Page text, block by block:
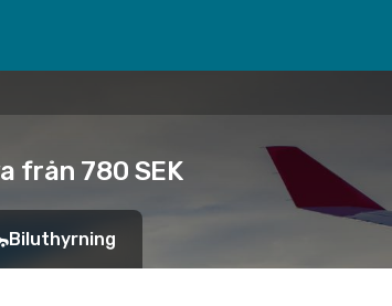
från 780 SEK
Biluthyrning